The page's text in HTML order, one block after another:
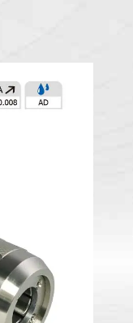
CAT
A portautensili